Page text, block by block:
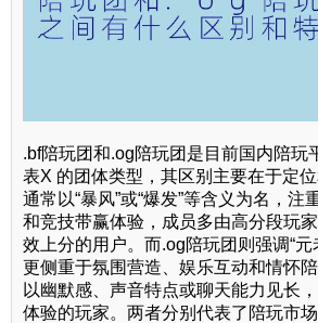
.bf陪玩团和.og陪玩团是目前国内陪玩
表X 的团体类型，其区别主要在于定
通常以“暴风”或“爆发”等含义为名，注
和竞技带赢体验，成员多由高分段玩
效上分的用户。而.og陪玩团则强调“元
更侧重于氛围营造、娱乐互动和情怀
以幽默感、声音特点或聊天能力见长
体验的玩家。两者分别代表了陪玩市场